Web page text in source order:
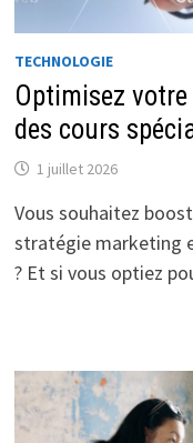
TECHNOLOGIE
Optimisez
des cours
1 juillet 2026
Vous souhaitez
stratégie marketing
? Et si vous optiez